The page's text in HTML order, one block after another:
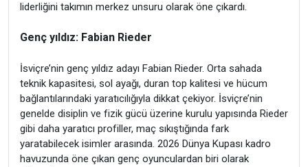
liderliğini takımın merkez unsuru olarak öne çıkardı.
Genç yıldız: Fabian Rieder
İsviçre’nin genç yıldız adayı Fabian Rieder. Orta sahada
teknik kapasitesi, sol ayağı, duran top kalitesi ve hücum
bağlantılarındaki yaratıcılığıyla dikkat çekiyor. İsviçre’nin
genelde disiplin ve fizik gücü üzerine kurulu yapısında Rieder
gibi daha yaratıcı profiller, maç sıkıştığında fark
yaratabilecek isimler arasında. 2026 Dünya Kupası kadro
havuzunda öne çıkan genç oyunculardan biri olarak